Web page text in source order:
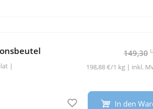
|
149,30
198,88 €/1 kg | inkl.
Auf den Merkzettel
In den